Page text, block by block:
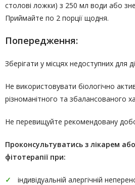
столові ложки) з 250 мл води або
Приймайте по 2 порції щодня.
Попередження:
Зберігати у місцях недоступних для
Не використовувати біологічно
різноманітного та збалансованого
Не перевищуйте рекомендовану
Проконсультуватись з лікарем
фітотерапії при:
індивідуальній алергічній